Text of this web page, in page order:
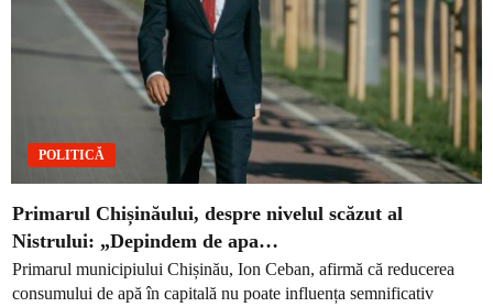
POLITICĂ
Primarul Chișinăului, despre nivelul scăzut al
Nistrului: „Depindem de apa…
Primarul municipiului Chișinău, Ion Ceban, afirmă că reducerea
consumului de apă în capitală nu poate influența semnificativ